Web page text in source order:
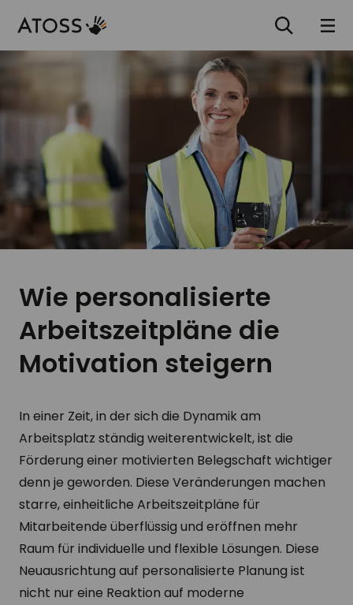
Wie personalisierte
Arbeitszeitpläne die
Motivation steigern
In einer Zeit, in der sich die Dynamik am
Arbeitsplatz ständig weiterentwickelt, ist die
Förderung einer motivierten Belegschaft wichtiger
denn je geworden. Diese Veränderungen machen
starre, einheitliche Arbeitszeitpläne für
Mitarbeitende überflüssig und eröffnen mehr
Raum für individuelle und flexible Lösungen. Diese
Neuausrichtung auf personalisierte Planung ist
nicht nur eine Reaktion auf moderne